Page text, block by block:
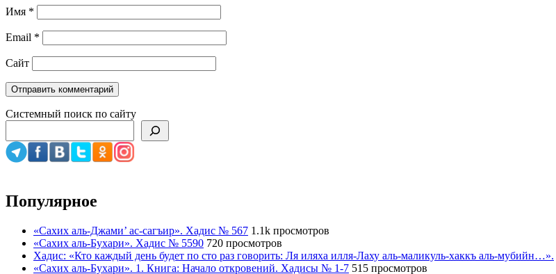
Имя *
Email *
Сайт
Системный поиск по сайту
Популярное
«Сахих аль-Джами’ ас-сагъир». Хадис № 567 1.1k просмотров
«Сахих аль-Бухари». Хадис № 5590 720 просмотров
Хадис: «Кто каждый день будет по сто раз говорить: Ля иляха илля-Лаху аль-маликуль-хаккъ аль-мубийн…».
«Сахих аль-Бухари». 1. Книга: Начало откровений. Хадисы № 1-7 515 просмотров